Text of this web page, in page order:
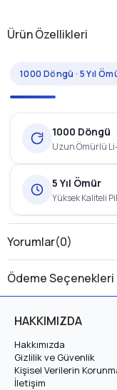
Ürün Özellikleri
1000 Döngü · 5 Yıl
1000 Döngü
Uzun Ömürlü
5 Yıl Ömür
Yüksek Kaliteli
1 Yıl Garanti
Üretici Garantili
(Li-ion) batarya
teknik özellikleri,
bulabilirsiniz.
Yorumlar(0)
Ödeme Seçenekleri
HAKKIMIZDA
Hakkımızda
Gizlilik ve Güvenlik
Kişisel Verilerin
İletişim